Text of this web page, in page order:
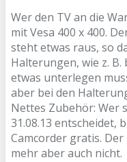
Wer den TV an die
mit Vesa 400 x 400.
steht etwas raus, so
Halterungen, wie z.
etwas unterlegen
aber bei den
Nettes Zubehör: Wer
31.08.13 entscheidet,
Camcorder gratis.
mehr aber auch nicht.